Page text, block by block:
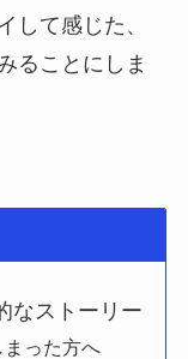
して感じた、
ることにしま
なストーリー
った方へ